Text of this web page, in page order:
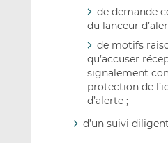
de demande
du lanceur
de motifs
qu’accuser
signalement
protection de
d’alerte ;
d’un suivi